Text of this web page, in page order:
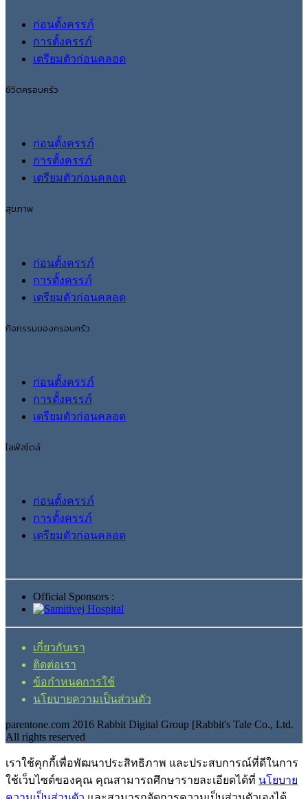
ก่อนตั้งครรภ์
การตั้งครรภ์
เตรียมตัวก่อนคลอด
ชีวิตครอบครัว
ก่อนตั้งครรภ์
การตั้งครรภ์
เตรียมตัวก่อนคลอด
สุขภาพ
ก่อนตั้งครรภ์
การตั้งครรภ์
เตรียมตัวก่อนคลอด
กิจกรรมของครอบครัว
ก่อนตั้งครรภ์
การตั้งครรภ์
เตรียมตัวก่อนคลอด
ไลฟ์สไตล์
ก่อนตั้งครรภ์
การตั้งครรภ์
เตรียมตัวก่อนคลอด
Official Sponsors :
เกี่ยวกับเรา
ติดต่อเรา
ข้อกำหนดการใช้
นโยบายความเป็นส่วนตัว
parentone.com 2016 Rabbit Digital Group [Rabbit's Tale Co., Ltd.
All rights reserved
เราใช้คุกกี้เพื่อพัฒนาประสิทธิภาพ และประสบการณ์ที่ดีในการ
ใช้เว็บไซต์ของคุณ คุณสามารถศึกษารายละเอียดได้ที่ นโยบาย